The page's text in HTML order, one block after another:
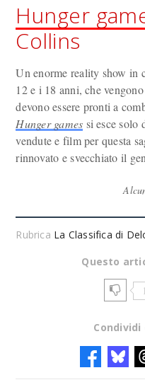
Hunger
Collins
Un enorme reality show in
12 e i 18 anni, che
devono essere pronti a
Hunger games si esce
vendute e film per questa
rinnovato e svecchiato il
Rubrica La Classifica di
Questo
1